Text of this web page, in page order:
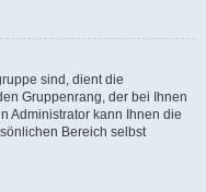
sind, dient die
Gruppenrang, der bei Ihnen
Administrator kann Ihnen die
Bereich selbst